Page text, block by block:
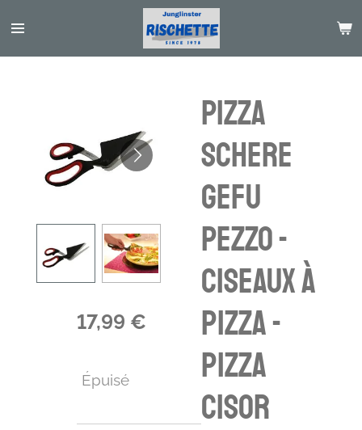
au
Pizza
Schere
Gefu
Pezzo -
Ciseaux à
pizza -
pizza
cisor
17,99 €
Épuisé